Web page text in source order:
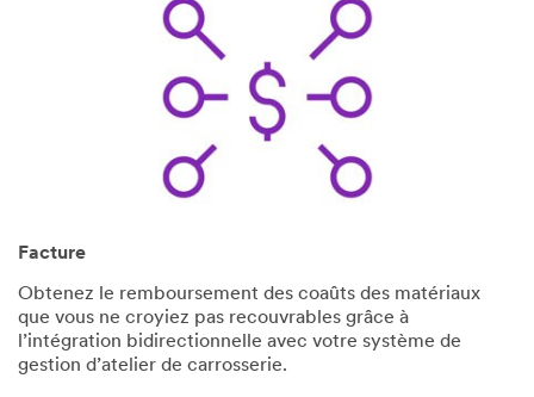
Facture
Obtenez le remboursement des coaûts des matériaux
que vous ne croyiez pas recouvrables grâce à
l’intégration bidirectionnelle avec votre système de
gestion d’atelier de carrosserie.